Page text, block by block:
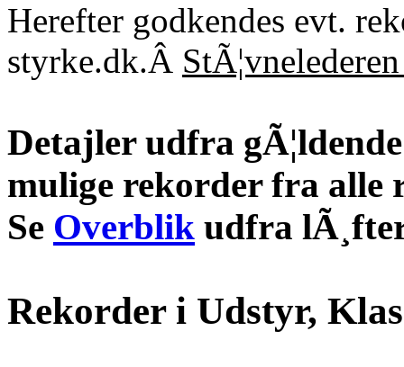
Herefter godkendes evt.
styrke.dk.Â
Detajler udfra
mulige rekorder fra alle
Se Overblik udfra
Rekorder i Udstyr,